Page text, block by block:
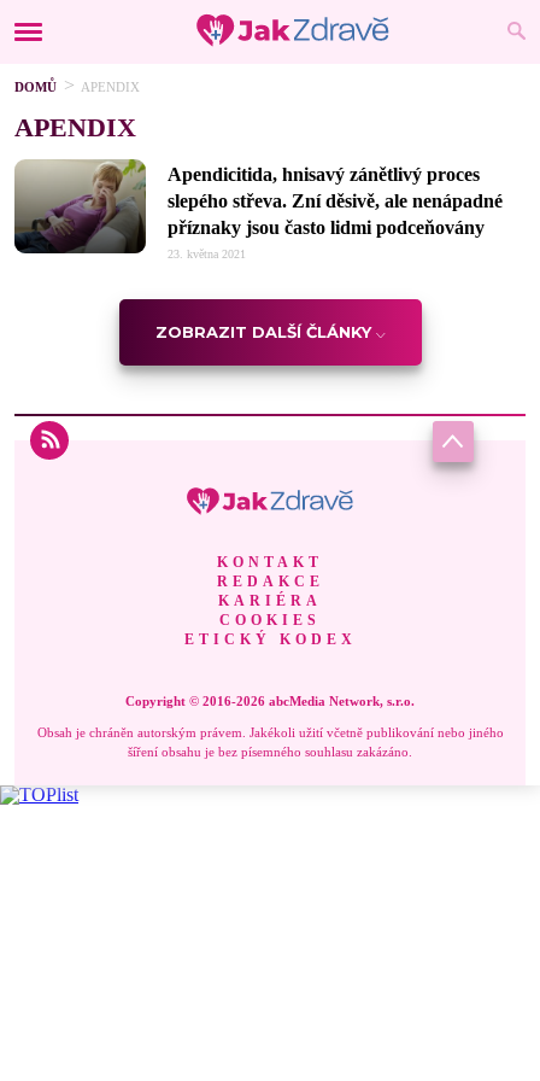
DOMŮ APENDIX
APENDIX
Apendicitida, hnisavý zánětlivý proces
slepého střeva. Zní děsivě, ale nenápadné
příznaky jsou často lidmi podceňovány
23. května 2021
ZOBRAZIT DALŠÍ ČLÁNKY
KONTAKT
REDAKCE
KARIÉRA
COOKIES
ETICKÝ KODEX
Copyright © 2016-2026 abcMedia Network, s.r.o.
Obsah je chráněn autorským právem. Jakékoli užití včetně publikování nebo jiného
šíření obsahu je bez písemného souhlasu zakázáno.